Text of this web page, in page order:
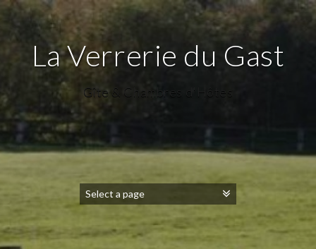
La Verrerie du Gast
Gîte & Chambres d'Hôtes